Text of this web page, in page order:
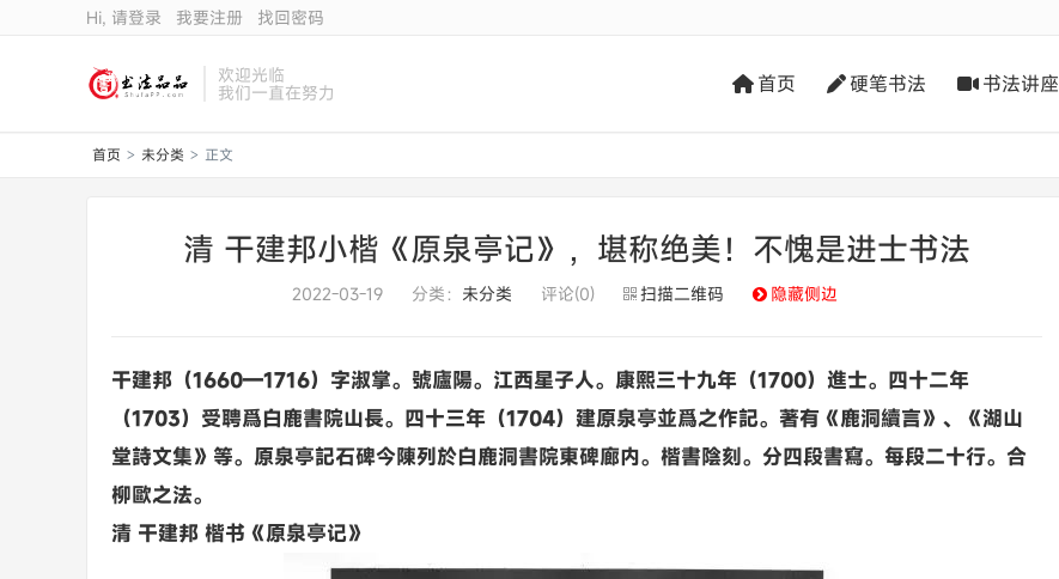
Hi, 请登录 我要注册 找回密码
欢迎光临
我们一直在努力 首页 硬笔书法 书法讲座
首页 > 未分类 > 正文
清 干建邦小楷《原泉亭记》，堪称绝美！不愧是进士书法
2022-03-19 分类： 未分类 评论(0) 扫描二维码 隐藏侧边
干建邦（1660—1716）字淑掌。號廬陽。江西星子人。康熙三十九年（1700）進士。四十二年
（1703）受聘爲白鹿書院山長。四十三年（1704）建原泉亭並爲之作記。著有《鹿洞續言》、《湖山
堂詩文集》等。原泉亭記石碑今陳列於白鹿洞書院東碑廊内。楷書陰刻。分四段書寫。每段二十行。合
柳歐之法。
清 干建邦 楷书《原泉亭记》